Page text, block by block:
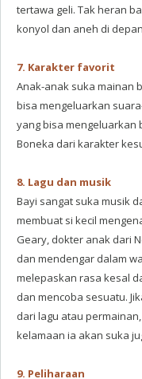
tertawa geli. Tak heran
konyol dan aneh di
7. Karakter favorit
Anak-anak suka mainan
bisa mengeluarkan
yang bisa mengeluarkan
Boneka dari karakter
8. Lagu dan musik
Bayi sangat suka musik
membuat si kecil
Geary, dokter anak dari
dan mendengar dalam
melepaskan rasa kesal
dan mencoba sesuatu.
dari lagu atau
kelamaan ia akan suka
9. Peliharaan